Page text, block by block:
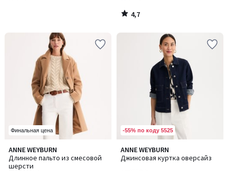
4,7
/
Финальная цена
ANNE WEYBURN
Длинное пальто из смесовой
шерсти
4
/
5
Количество
цветов:
-55% по коду 5525
ANNE WEYBURN
Джинсовая куртка оверсайз
4,4
/ 5
Количество
цветов: